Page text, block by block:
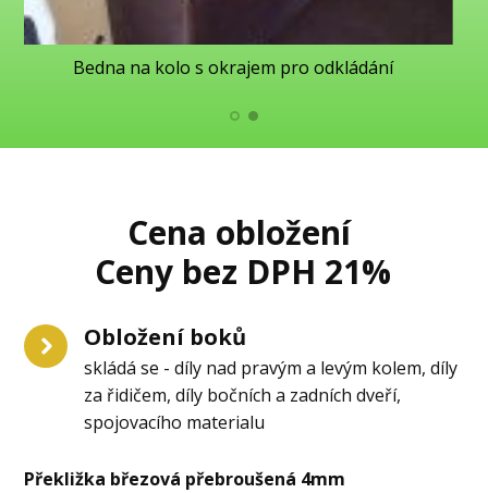
Bedna na kolo s okrajem pro odkládání
Cena obložení
Ceny bez DPH 21%
Obložení boků
skládá se - díly nad pravým a levým kolem, díly
za řidičem, díly bočních a zadních dveří,
spojovacího materialu
Překližka březová přebroušená 4mm